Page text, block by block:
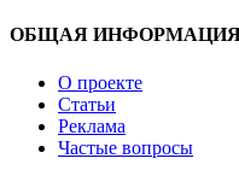
ОБЩАЯ
О проекте
Статьи
Реклама
Частые вопросы